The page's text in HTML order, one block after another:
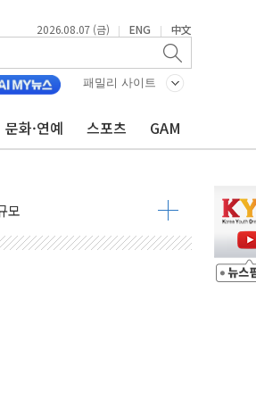
2026.08.07 (금) | ENG | 中文
패밀리 사이트
문화·연예 스포츠 GAM
모
협력 구도